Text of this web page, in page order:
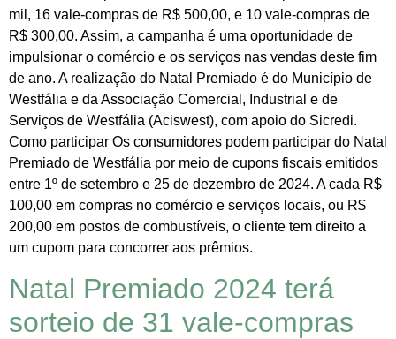
mil, 16 vale-compras de R$ 500,00, e 10 vale-compras de
R$ 300,00. Assim, a campanha é uma oportunidade de
impulsionar o comércio e os serviços nas vendas deste fim
de ano. A realização do Natal Premiado é do Município de
Westfália e da Associação Comercial, Industrial e de
Serviços de Westfália (Aciswest), com apoio do Sicredi.
Como participar Os consumidores podem participar do Natal
Premiado de Westfália por meio de cupons fiscais emitidos
entre 1º de setembro e 25 de dezembro de 2024. A cada R$
100,00 em compras no comércio e serviços locais, ou R$
200,00 em postos de combustíveis, o cliente tem direito a
um cupom para concorrer aos prêmios.
Natal Premiado 2024 terá
sorteio de 31 vale-compras